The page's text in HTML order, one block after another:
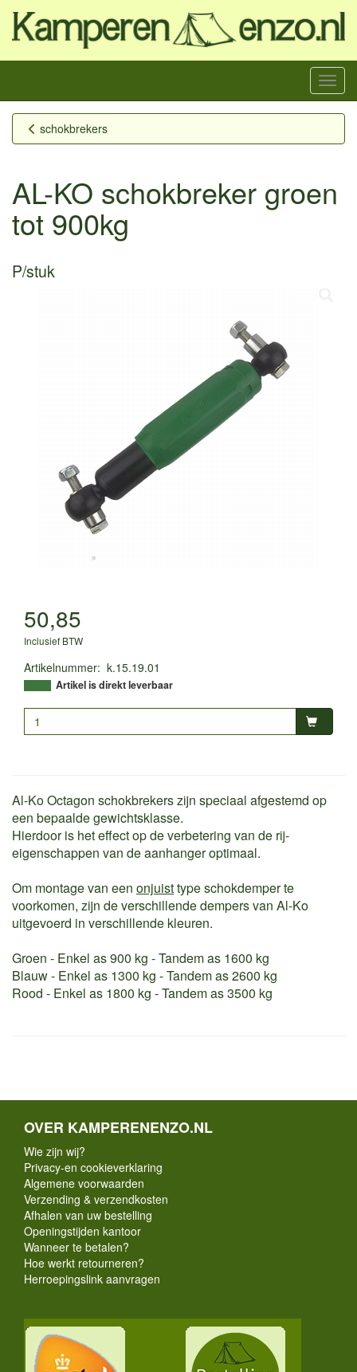
Menu
schokbrekers
AL-KO schokbreker groen
tot 900kg
P/stuk
50,85
Inclusief BTW
Artikelnummer: k.15.19.01
Artikel is direkt leverbaar
Al-Ko Octagon schokbrekers zijn speciaal afgestemd op
een bepaalde gewichtsklasse.
Hierdoor is het effect op de verbetering van de rij-
eigenschappen van de aanhanger optimaal.
Om montage van een onjuisttype schokdemper te
voorkomen, zijn de verschillende dempers van Al-Ko
uitgevoerd in verschillende kleuren.
Groen - Enkel as 900 kg - Tandem as 1600 kg
Blauw - Enkel as 1300 kg - Tandem as 2600 kg
Rood - Enkel as 1800 kg - Tandem as 3500 kg
OVER KAMPERENENZO.NL
Wie zijn wij?
Privacy-en cookieverklaring
Algemene voorwaarden
Verzending & verzendkosten
Afhalen van uw bestelling
Openingstijden kantoor
Wanneer te betalen?
Hoe werkt retourneren?
Herroepingslink aanvragen